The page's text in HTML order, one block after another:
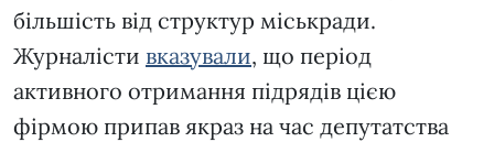
більшість від структур міськради.
Журналісти вказували, що період
активного отримання підрядів цією
фірмою припав якраз на час депутатства